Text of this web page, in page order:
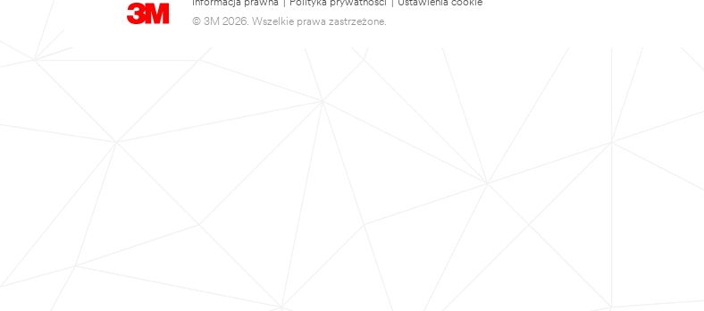
Informacja prawna Polityka prywatności
Ustawienia cookie
© 3M 2026. Wszelkie prawa zastrzeżone.